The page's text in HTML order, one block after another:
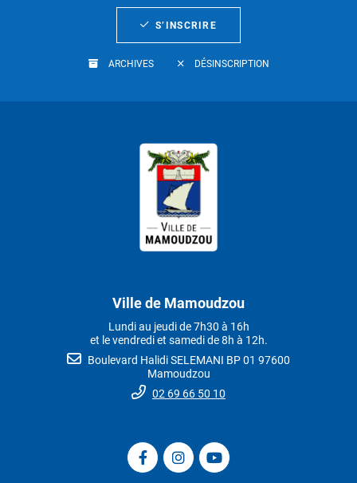
S’INSCRIRE
ARCHIVES DÉSINSCRIPTION
Ville de Mamoudzou
Lundi au jeudi de 7h30 à 16h
et le vendredi et samedi de 8h à 12h.
Boulevard Halidi SELEMANI BP 01 97600
Mamoudzou
02 69 66 50 10